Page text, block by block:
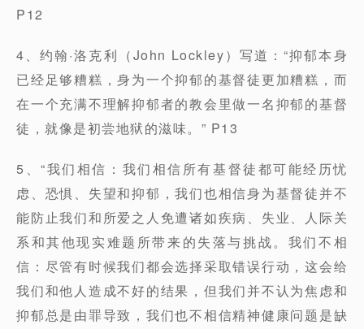
P12
4、约翰·洛克利（John Lockley）写道：“抑郁本身
已经足够糟糕，身为一个抑郁的基督徒更加糟糕，而
在一个充满不理解抑郁者的教会里做一名抑郁的基督
徒，就像是初尝地狱的滋味。” P13
5、“我们相信：我们相信所有基督徒都可能经历忧
虑、恐惧、失望和抑郁，我们也相信身为基督徒并不
能防止我们和所爱之人免遭诸如疾病、失业、人际关
系和其他现实难题所带来的失落与挑战。我们不相
信：尽管有时候我们都会选择采取错误行动，这会给
我们和他人造成不好的结果，但我们并不认为焦虑和
抑郁总是由罪导致，我们也不相信精神健康问题是缺